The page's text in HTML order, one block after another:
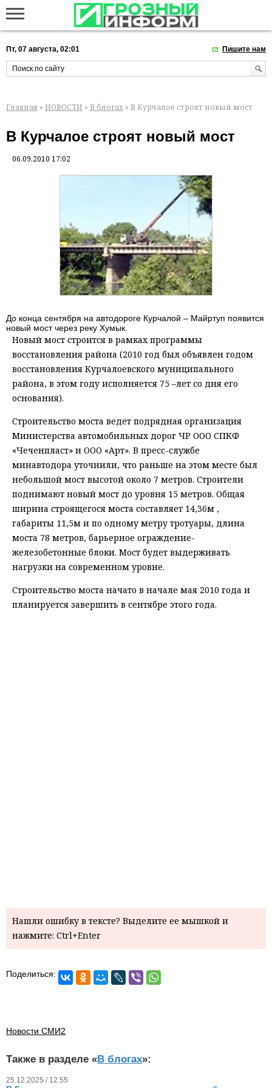
Пт, 07 августа, 02:01 Пишите нам
Главная » НОВОСТИ » В блогах » В Курчалое строят новый мост
В Курчалое строят новый мост
06.09.2010 17:02
До конца сентября на автодороге Курчалой – Майртуп появится
новый мост через реку Хумык.
Новый мост строится в рамках программы
восстановления района (2010 год был объявлен годом
восстановления Курчалоевского муниципального
района, в этом году исполняется 75 –лет со дня его
основания).
Строительство моста ведет подрядная организация
Министерства автомобильных дорог ЧР ООО СПКФ
«Чеченпласт» и ООО «Арт». В пресс-службе
минавтодора уточнили, что раньше на этом месте был
небольшой мост высотой около 7 метров. Строители
поднимают новый мост до уровня 15 метров. Общая
ширина строящегося моста составляет 14,36м ,
габариты 11,5м и по одному метру тротуары, длина
моста 78 метров, барьерное ограждение-
железобетонные блоки. Мост будет выдерживать
нагрузки на современном уровне.
Строительство моста начато в начале мая 2010 года и
планируется завершить в сентябре этого года.
Нашли ошибку в тексте? Выделите ее мышкой и
нажмите: Ctrl+Enter
Поделиться:
Новости СМИ2
Также в разделе «В блогах»:
25.12.2025 / 12.55